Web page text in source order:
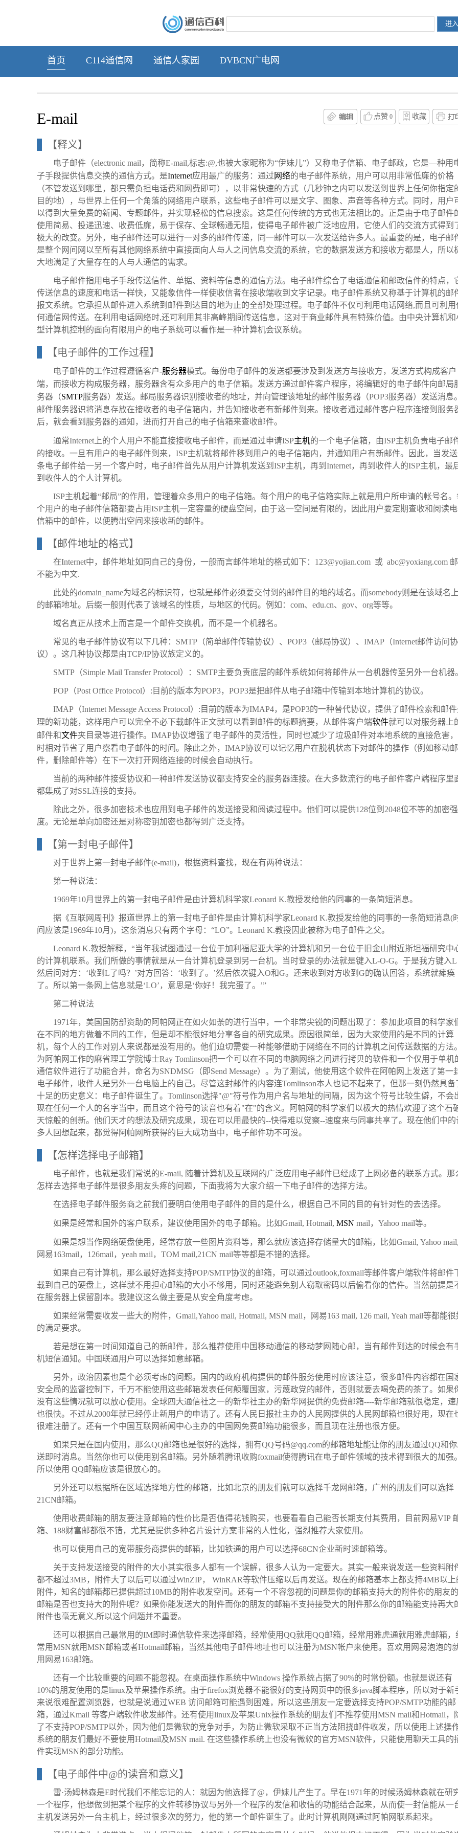
首页 C114通信网 通信人家园 DVBCN广电网
E-mail 点赞 0 收藏
【释义】
电子邮件（electronic mail，简称E-mail,标志:@,也被大家昵称为“伊妹儿”）又称电子信箱、电子邮政，它是—种用
子手段提供信息交换的通信方式。是Internet应用最广的服务：通过 网络的电子邮件系统，用户可以用非常低廉的价格
（不管发送到哪里，都只需负担电话费和网费即可），以非常快速的方式（几秒钟之内可以发送到世界上任何你指定
目的地），与世界上任何一个角落的网络用户联系，这些电子邮件可以是文字、图象、声音等各种方式。同时，用户
以得到大量免费的新闻、专题邮件，并实现轻松的信息搜索。这是任何传统的方式也无法相比的。正是由于电子邮件
使用简易、投递迅速、收费低廉，易于保存、全球畅通无阻，使得电子邮件被广泛地应用，它使人们的交流方式得到
极大的改变。另外，电子邮件还可以进行一对多的邮件传递，同一邮件可以一次发送给许多人。最重要的是，电子邮
是整个网间网以至所有其他网络系统中直接面向人与人之间信息交流的系统，它的数据发送方和接收方都是人，所以
大地满足了大量存在的人与人通信的需求。
电子邮件指用电子手段传送信件、单据、资料等信息的通信方法。电子邮件综合了电话通信和邮政信件的特点，
传送信息的速度和电话一样快，又能象信件一样使收信者在接收端收到文字记录。电子邮件系统又称基于计算机的邮
报文系统。它承担从邮件进入系统到邮件到达目的地为止的全部处理过程。电子邮件不仅可利用电话网络,而且可利用
何通信网传送。在利用电话网络时,还可利用其非高峰期间传送信息，这对于商业邮件具有特殊价值。由中央计算机和
型计算机控制的面向有限用户的电子系统可以看作是一种计算机会议系统。
【电子邮件的工作过程】
电子邮件的工作过程遵循客户-服务器模式。每份电子邮件的发送都要涉及到发送方与接收方，发送方式构成客户
端，而接收方构成服务器，服务器含有众多用户的电子信箱。发送方通过邮件客户程序，将编辑好的电子邮件向邮局
务器（SMTP服务器）发送。邮局服务器识别接收者的地址，并向管理该地址的邮件服务器（POP3服务器）发送消息。
邮件服务器识将消息存放在接收者的电子信箱内，并告知接收者有新邮件到来。接收者通过邮件客户程序连接到服务
后，就会看到服务器的通知，进而打开自己的电子信箱来查收邮件。
通常Internet上的个人用户不能直接接收电子邮件，而是通过申请ISP主机的一个电子信箱，由ISP主机负责电子邮
的接收。一旦有用户的电子邮件到来，ISP主机就将邮件移到用户的电子信箱内，并通知用户有新邮件。因此，当发
条电子邮件给一另一个客户时，电子邮件首先从用户计算机发送到ISP主机，再到Internet，再到收件人的ISP主机，最
到收件人的个人计算机。
ISP主机起着“邮局”的作用，管理着众多用户的电子信箱。每个用户的电子信箱实际上就是用户所申请的帐号名。
个用户的电子邮件信箱都要占用ISP主机一定容量的硬盘空间，由于这一空间是有限的，因此用户要定期查收和阅读
信箱中的邮件，以便腾出空间来接收新的邮件。
【邮件地址的格式】
在Internet中，邮件地址如同自己的身份，一般而言邮件地址的格式如下：123@yojian.com 或 abc@yoxiang.com
不能为中文.
此处的domain_name为域名的标识符，也就是邮件必须要交付到的邮件目的地的域名。而somebody则是在该域名上
的邮箱地址。后缀一般则代表了该域名的性质，与地区的代码。例如：com、edu.cn、gov、org等等。
域名真正从技术上而言是一个邮件交换机，而不是一个机器名。
常见的电子邮件协议有以下几种：SMTP（简单邮件传输协议）、POP3（邮局协议）、IMAP（Internet邮件访问协
议）。这几种协议都是由TCP/IP协议族定义的。
SMTP（Simple Mail Transfer Protocol）：SMTP主要负责底层的邮件系统如何将邮件从一台机器传至另外一台机器
POP（Post Office Protocol）:目前的版本为POP3，POP3是把邮件从电子邮箱中传输到本地计算机的协议。
IMAP（Internet Message Access Protocol）:目前的版本为IMAP4，是POP3的一种替代协议，提供了邮件检索和邮
理的新功能，这样用户可以完全不必下载邮件正文就可以看到邮件的标题摘要，从邮件客户端软件就可以对服务器上
邮件和文件夹目录等进行操作。IMAP协议增强了电子邮件的灵活性，同时也减少了垃圾邮件对本地系统的直接危害，
时相对节省了用户察看电子邮件的时间。除此之外，IMAP协议可以记忆用户在脱机状态下对邮件的操作（例如移动邮
件，删除邮件等）在下一次打开网络连接的时候会自动执行。
当前的两种邮件接受协议和一种邮件发送协议都支持安全的服务器连接。在大多数流行的电子邮件客户端程序里
都集成了对SSL连接的支持。
除此之外，很多加密技术也应用到电子邮件的发送接受和阅读过程中。他们可以提供128位到2048位不等的加密强
度。无论是单向加密还是对称密钥加密也都得到广泛支持。
【第一封电子邮件】
对于世界上第一封电子邮件(e-mail)，根据资料查找，现在有两种说法：
第一种说法：
1969年10月世界上的第一封电子邮件是由计算机科学家Leonard K.教授发给他的同事的一条简短消息。
据《互联网周刊》报道世界上的第一封电子邮件是由计算机科学家Leonard K.教授发给他的同事的一条简短消息(
间应该是1969年10月)，这条消息只有两个字母：“LO”。Leonard K.教授因此被称为电子邮件之父。
Leonard K.教授解释，“当年我试图通过一台位于加利福尼亚大学的计算机和另一台位于旧金山附近斯坦福研究中
的计算机联系。我们所做的事情就是从一台计算机登录到另一台机。当时登录的办法就是键入L-O-G。于是我方键入L
然后问对方：‘收到L了吗？’对方回答：‘收到了。’然后依次键入O和G。还未收到对方收到G的确认回答，系统就瘫痪
了。所以第一条网上信息就是‘LO’，意思是‘你好！我完蛋了。’”
第二种说法
1971年，美国国防部资助的阿帕网正在如火如荼的进行当中，一个非常尖锐的问题出现了：参加此项目的科学家们
在不同的地方做着不同的工作，但是却不能很好地分享各自的研究成果。原因很简单，因为大家使用的是不同的计算
机，每个人的工作对别人来说都是没有用的。他们迫切需要一种能够借助于网络在不同的计算机之间传送数据的方法。
为阿帕网工作的麻省理工学院博士Ray Tomlinson把一个可以在不同的电脑网络之间进行拷贝的软件和一个仅用于单机
通信软件进行了功能合并，命名为SNDMSG（即Send Message）。为了测试，他使用这个软件在阿帕网上发送了第一
电子邮件，收件人是另外一台电脑上的自己。尽管这封邮件的内容连Tomlinson本人也记不起来了，但那一刻仍然具备
十足的历史意义：电子邮件诞生了。Tomlinson选择"@"符号作为用户名与地址的间隔，因为这个符号比较生僻，不会
现在任何一个人的名字当中，而且这个符号的读音也有着"在"的含义。阿帕网的科学家们以极大的热情欢迎了这个石
天惊般的创新。他们天才的想法及研究成果，现在可以用最快的--快得难以觉察--速度来与同事共享了。现在他们中的
多人回想起来，都觉得阿帕网所获得的巨大成功当中，电子邮件功不可没。
【怎样选择电子邮箱】
电子邮件，也就是我们常说的E-mail, 随着计算机及互联网的广泛应用电子邮件已经成了上网必备的联系方式。那
怎样去选择电子邮件是很多朋友头疼的问题，下面我将为大家介绍一下电子邮件的选择方法。
在选择电子邮件服务商之前我们要明白使用电子邮件的目的是什么，根据自己不同的目的有针对性的去选择。
如果是经常和国外的客户联系，建议使用国外的电子邮箱。比如Gmail, Hotmail, MSN mail，Yahoo mail等。
如果是想当作网络硬盘使用，经常存放一些图片资料等，那么就应该选择存储量大的邮箱，比如Gmail, Yahoo mail,
网易163mail，126mail，yeah mail，TOM mail,21CN mail等等都是不错的选择。
如果自己有计算机，那么最好选择支持POP/SMTP协议的邮箱，可以通过outlook,foxmail等邮件客户端软件将邮件
载到自己的硬盘上，这样就不用担心邮箱的大小不够用，同时还能避免别人窃取密码以后偷看你的信件。当然前提是
在服务器上保留副本。我建议这么做主要是从安全角度考虑。
如果经常需要收发一些大的附件，Gmail,Yahoo mail, Hotmail, MSN mail，网易163 mail, 126 mail, Yeah mail等都能很
的满足要求。
若是想在第一时间知道自己的新邮件，那么推荐使用中国移动通信的移动梦网随心邮，当有邮件到达的时候会有
机短信通知。中国联通用户可以选择如意邮箱。
另外，政治因素也是个必须考虑的问题。国内的政府机构提供的邮件服务使用时应该注意，很多邮件内容都在国
安全局的监督控制下，千万不能使用这些邮箱发表任何颠覆国家，污蔑政党的邮件，否则就要去喝免费的茶了。如果
没有这些情况就可以放心使用。全球四大通信社之一的新华社主办的新华网提供的免费邮箱----新华邮箱就很稳定，速
也很快。不过从2000年就已经停止新用户的申请了。还有人民日报社主办的人民网提供的人民网邮箱也很好用，现在
很难注册了。还有一个中国互联网新闻中心主办的中国网免费邮箱功能很多，而且现在注册也很方便。
如果只是在国内使用，那么QQ邮箱也是很好的选择，拥有QQ号码@qq.com的邮箱地址能让你的朋友通过QQ和你
送即时消息。当然你也可以使用别名邮箱。另外随着腾讯收购foxmail使得腾讯在电子邮件领域的技术得到很大的加强。
所以使用 QQ邮箱应该是很放心的。
另外还可以根据所在区域选择地方性的邮箱，比如北京的朋友们就可以选择千龙网邮箱，广州的朋友们可以选择
21CN邮箱。
使用收费邮箱的朋友要注意邮箱的性价比是否值得花钱购买，也要看看自己能否长期支付其费用，目前网易VIP
箱、188财富邮都很不错，尤其是提供多种名片设计方案非常的人性化，强烈推荐大家使用。
也可以使用自己的宽带服务商提供的邮箱，比如铁通的用户可以选择68CN企业新时速邮箱等。
关于支持发送接受的附件的大小其实很多人都有一个误解，很多人认为一定要大。其实一般来说发送一些资料附
都不超过3MB，附件大了以后可以通过WinZIP， WinRAR等软件压缩以后再发送。现在的邮箱基本上都支持4MB以上
附件，知名的邮箱都已提供超过10MB的附件收发空间。还有一个不容忽视的问题是你的邮箱支持大的附件你的朋友的
邮箱是否也支持大的附件呢？如果你能发送大的附件而你的朋友的邮箱不支持接受大的附件那么你的邮箱能支持再大
附件也毫无意义,所以这个问题并不重要。
还可以根据自己最常用的IM即时通信软件来选择邮箱，经常使用QQ就用QQ邮箱，经常用雅虎通就用雅虎邮箱，
常用MSN就用MSN邮箱或者Hotmail邮箱，当然其他电子邮件地址也可以注册为MSN帐户来使用。喜欢用网易泡泡的
用网易163邮箱。
还有一个比较重要的问题不能忽视。在桌面操作系统中Windows 操作系统占据了90%的时常份额。也就是说还有
10%的朋友使用的是linux及苹果操作系统。由于firefox浏览器不能很好的支持网页中的很多java脚本程序，所以对于新
来说很难配置浏览器，也就是说通过WEB 访问邮箱可能遇到困难，所以这些朋友一定要选择支持POP/SMTP功能的邮
箱，通过Kmail 等客户端软件收发邮件。还有使用linux及苹果Unix操作系统的朋友们不推荐使用MSN mail和Hotmail，
了不支持POP/SMTP以外，因为他们是微软的竞争对手，为防止微软采取不正当方法阻挠邮件收发，所以使用上述操
系统的朋友们最好不要使用Hotmail及MSN mail. 在这些操作系统上也没有微软的官方MSN软件，只能使用聊天工具的
件实现MSN的部分功能。
【电子邮件中@的读音和意义】
雷·汤姆林森是E时代我们不能忘记的人：就因为他选择了@，伊妹儿产生了。早在1971年的时候汤姆林森就在研
一个程序，他想做到把某个程序的文件转移协议与另外一个程序的发信和收信的功能结合起来，从而使一封信能从一
主机发送另外一台主机上，经过很多次的努力，他的第一个邮件诞生了。此时计算机刚刚通过阿帕网联系起来。